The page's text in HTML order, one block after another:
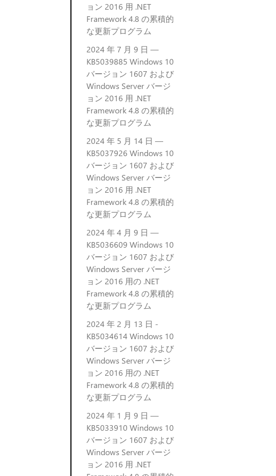
ョン 2016 用 .NET
Framework 4.8 の累積的
な更新プログラム
2024 年 7 月 9 日 —
KB5039885 Windows 10
バージョン 1607 および
Windows Server バージ
ョン 2016 用 .NET
Framework 4.8 の累積的
な更新プログラム
2024 年 5 月 14 日 —
KB5037926 Windows 10
バージョン 1607 および
Windows Server バージ
ョン 2016 用 .NET
Framework 4.8 の累積的
な更新プログラム
2024 年 4 月 9 日 —
KB5036609 Windows 10
バージョン 1607 および
Windows Server バージ
ョン 2016 用の .NET
Framework 4.8 の累積的
な更新プログラム
2024 年 2 月 13 日 -
KB5034614 Windows 10
バージョン 1607 および
Windows Server バージ
ョン 2016 用の .NET
Framework 4.8 の累積的
な更新プログラム
2024 年 1 月 9 日 —
KB5033910 Windows 10
バージョン 1607 および
Windows Server バージ
ョン 2016 用 .NET